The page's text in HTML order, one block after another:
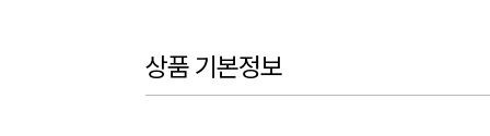
상품 기본정보